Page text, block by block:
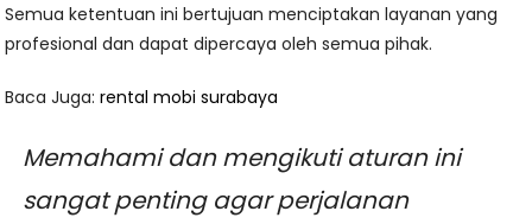
Semua ketentuan ini bertujuan menciptakan layanan yang
profesional dan dapat dipercaya oleh semua pihak.
Baca Juga:rental mobi surabaya
Memahami dan mengikuti aturan ini
sangat penting agar perjalanan